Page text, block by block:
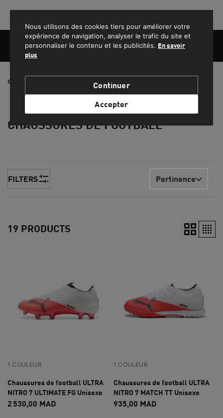
ENFANT
LIFESTYLE
PROMOS
CHAUSSURES DE FOOTBALL
FILTERS Pertinence
19 PRODUCTS
1 COULEUR
Chaussures de football ULTRA
NITRO 7 ULTIMATE FG Unisexe
2 530,00 MAD
1 COULEUR
Chaussures de football ULTRA
NITRO 7 MATCH TT Unisexe
935,00 MAD
Nous utilisons des cookies tiers pour améliorer votre
expérience de navigation, analyser le trafic du site et
personnaliser le contenu et les publicités. En savoir
plus
Continuer
Accepter